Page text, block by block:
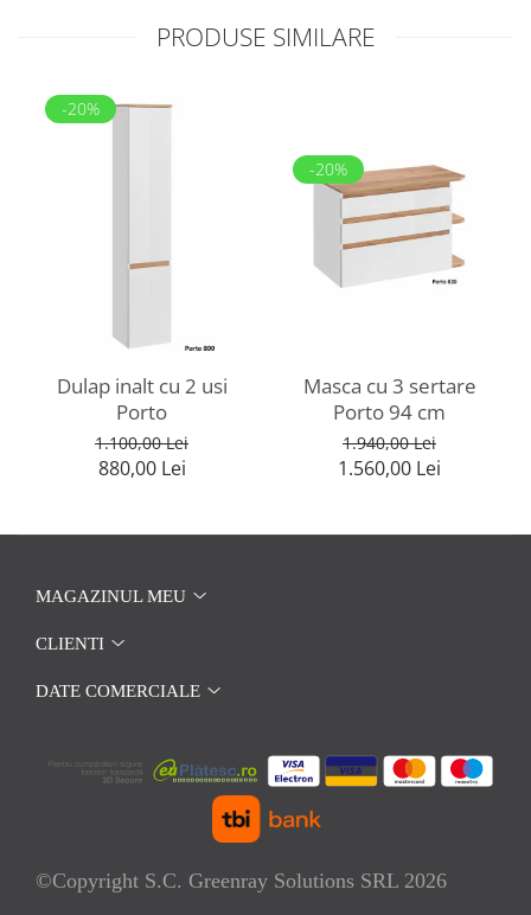
PRODUSE SIMILARE
-20%
Dulap inalt cu 2 usi
Porto
1.100,00 Lei
880,00 Lei
-20%
Masca cu 3 sertare
Porto 94 cm
1.940,00 Lei
1.560,00 Lei
MAGAZINUL MEU
CLIENTI
DATE COMERCIALE
©Copyright S.C. Greenray Solutions SRL 2026